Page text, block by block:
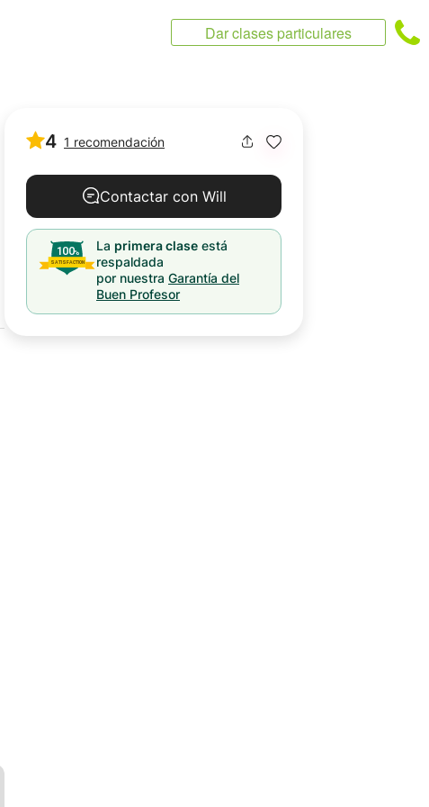
Dar clases particulares
4 1 recomendación
Contactar con Will
La primera clase está
respaldada
por nuestra Garantía del
Buen Profesor